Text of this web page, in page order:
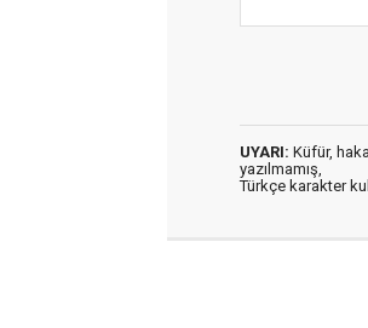
UYARI: Küfür,
yazılmamış,
Türkçe karakter